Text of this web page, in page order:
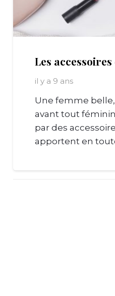
Les
il y a 9 ans
Une femme
avant tout
par des
apportent en